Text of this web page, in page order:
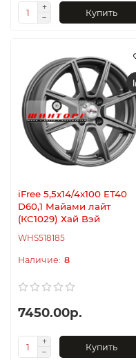
Купить
iFree 5,5x14/4x100 ET40
D60,1 Майами лайт
(КС1029) Хай Вэй
WHS518185
8
7450.00р.
Купить